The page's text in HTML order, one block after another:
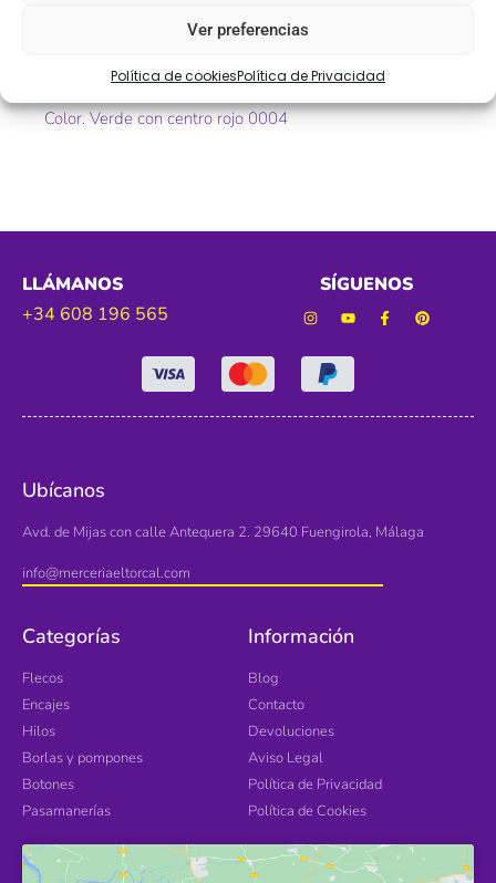
Ver preferencias
Política de cookiesPolítica de Privacidad
Tamaño. 50 mm
Color. Verde con centro rojo 0004
LLÁMANOS
+34 608 196 565
SÍGUENOS
Ubícanos
Avd. de Mijas con calle Antequera 2. 29640 Fuengirola, Málaga
info@merceriaeltorcal.com
Categorías
Flecos
Encajes
Hilos
Borlas y pompones
Botones
Pasamanerías
Información
Blog
Contacto
Devoluciones
Aviso Legal
Política de Privacidad
Política de Cookies